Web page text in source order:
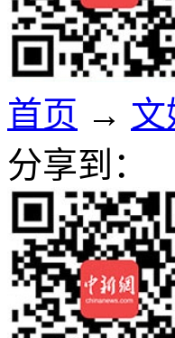
首页 → 文
分享到：